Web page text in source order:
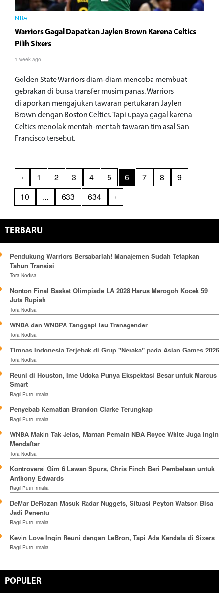
NBA
Warriors Gagal Dapatkan Jaylen Brown Karena Celtics
Pilih Sixers
1 week ago
Golden State Warriors diam-diam mencoba membuat
gebrakan di bursa transfer musim panas. Warriors
dilaporkan mengajukan tawaran pertukaran Jaylen
Brown dengan Boston Celtics. Tapi upaya gagal karena
Celtics menolak mentah-mentah tawaran tim asal San
Francisco tersebut.
‹ 1 2 3 4 5 6 7 8
9
10
... 633 634 ›
TERBARU
Pendukung Warriors Bersabarlah! Manajemen Sudah Tetapkan
Tahun Transisi
Tora Nodisa
Nonton Final Basket Olimpiade LA 2028 Harus Merogoh Kocek 59
Juta Rupiah
Tora Nodisa
WNBA dan WNBPA Tanggapi Isu Transgender
Tora Nodisa
Timnas Indonesia Terjebak di Grup "Neraka" pada Asian Games 2026
Tora Nodisa
Reuni di Houston, Ime Udoka Punya Ekspektasi Besar untuk Marcus
Smart
Ragil Putri Irmalia
Penyebab Kematian Brandon Clarke Terungkap
Ragil Putri Irmalia
WNBA Makin Tak Jelas, Mantan Pemain NBA Royce White Juga Ingin
Mendaftar
Tora Nodisa
Kontroversi Gim 6 Lawan Spurs, Chris Finch Beri Pembelaan untuk
Anthony Edwards
Ragil Putri Irmalia
DeMar DeRozan Masuk Radar Nuggets, Situasi Peyton Watson Bisa
Jadi Penentu
Ragil Putri Irmalia
Kevin Love Ingin Reuni dengan LeBron, Tapi Ada Kendala di Sixers
Ragil Putri Irmalia
POPULER